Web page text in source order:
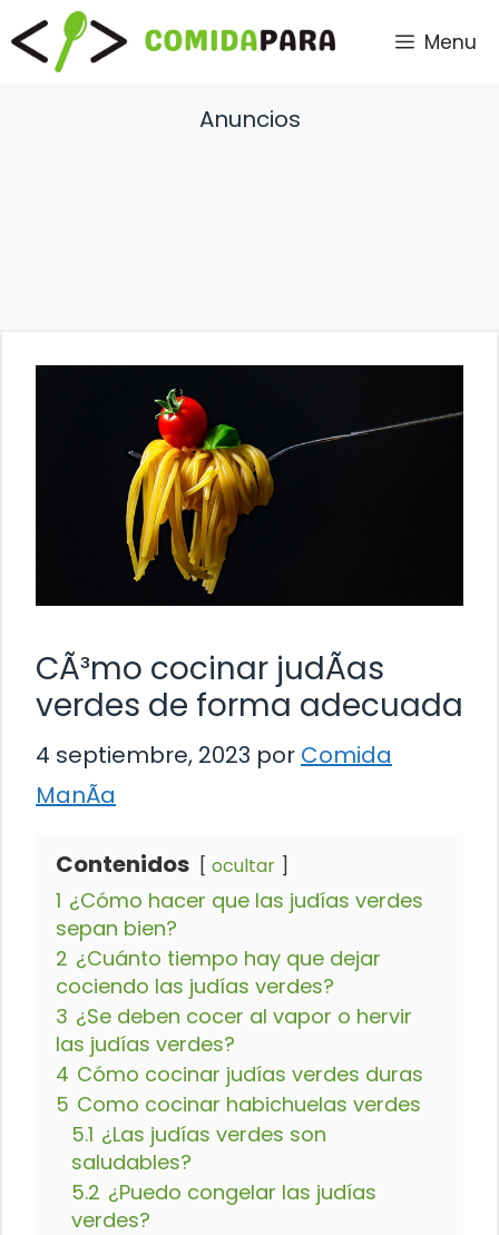
Saltar
al
contenido
Menu
Anuncios
CÃ³mo cocinar judÃ­as
verdes de forma adecuada
4 septiembre, 2023 por Comida
ManÃ­a
Contenidos ocultar
1 ¿Cómo hacer que las judías verdes
sepan bien?
2 ¿Cuánto tiempo hay que dejar
cociendo las judías verdes?
3 ¿Se deben cocer al vapor o hervir
las judías verdes?
4 Cómo cocinar judías verdes duras
5 Como cocinar habichuelas verdes
5.1 ¿Las judías verdes son
saludables?
5.2 ¿Puedo congelar las judías
verdes?